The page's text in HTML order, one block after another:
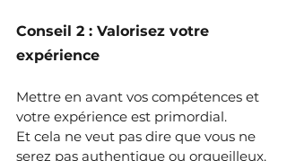
Conseil 2 : Valorisez votre
expérience
Mettre en avant vos compétences et
votre expérience est primordial.
Et cela ne veut pas dire que vous ne
serez pas authentique ou orgueilleux.